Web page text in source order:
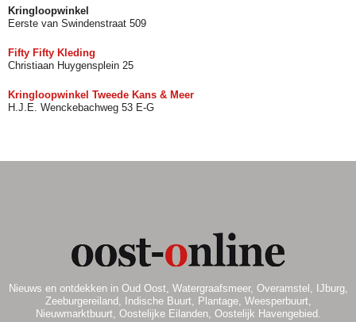
Kringloopwinkel
Eerste van Swindenstraat 509
Fifty Fifty Kleding
Christiaan Huygensplein 25
Kringloopwinkel Tweede Kans & Meer
H.J.E. Wenckebachweg 53 E-G
Nieuws en ontdekken in Oud Oost, Watergraafsmeer, Overamstel, IJburg,
Zeeburgereiland, Indische Buurt, Plantage, Weesperbuurt,
Nieuwmarktbuurt, Oostelijke Eilanden, Oostelijk Havengebied.